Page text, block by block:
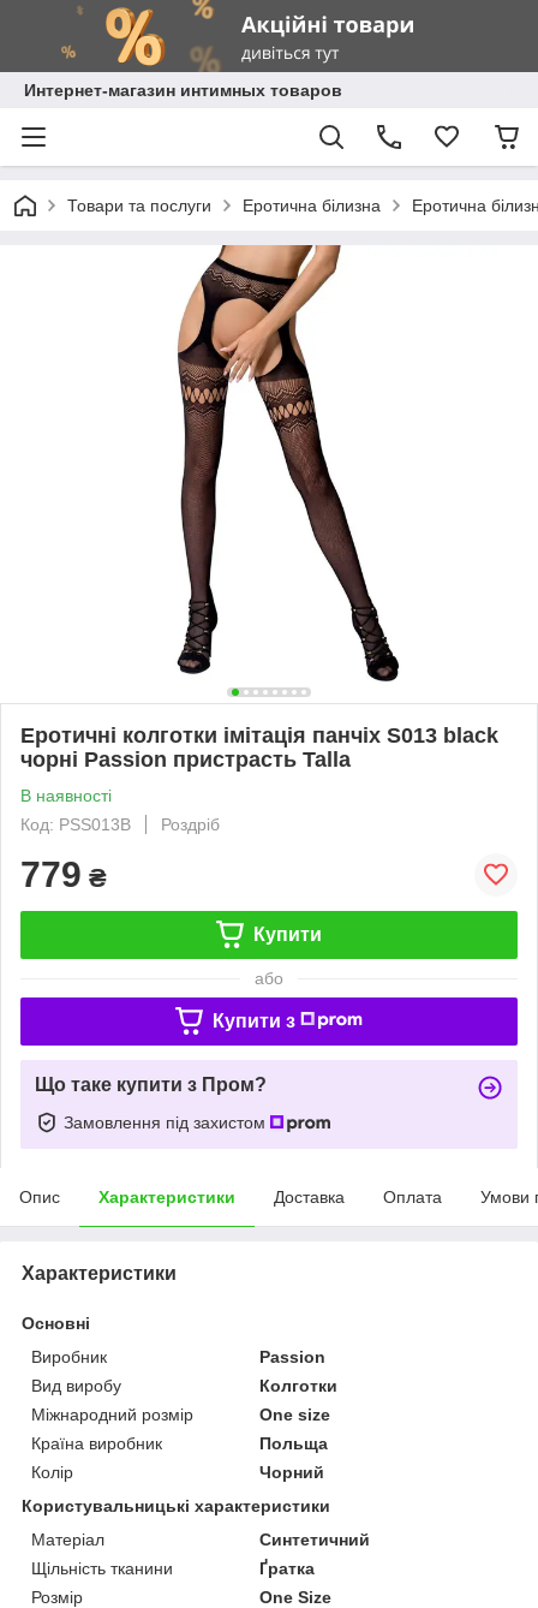
Интернет-магазин интимных товаров
Товари та послуги Еротична білизна Еротична
Еротичні колготки імітація панчіх S013 black
чорні Passion пристрасть Talla
В наявності
Код: PSS013B
Роздріб
779 ₴
Купити
або
Купити з
Що таке купити з Пром?
Замовлення під захистом
Опис Характеристики Доставка Оплата Умови
Характеристики
Основні
Виробник
Passion
Вид виробу
Колготки
Міжнародний розмір
One size
Країна виробник
Польща
Колір
Чорний
Користувальницькі характеристики
Матеріал
Синтетичний
Щільність тканини
Ґратка
Розмір
One Size